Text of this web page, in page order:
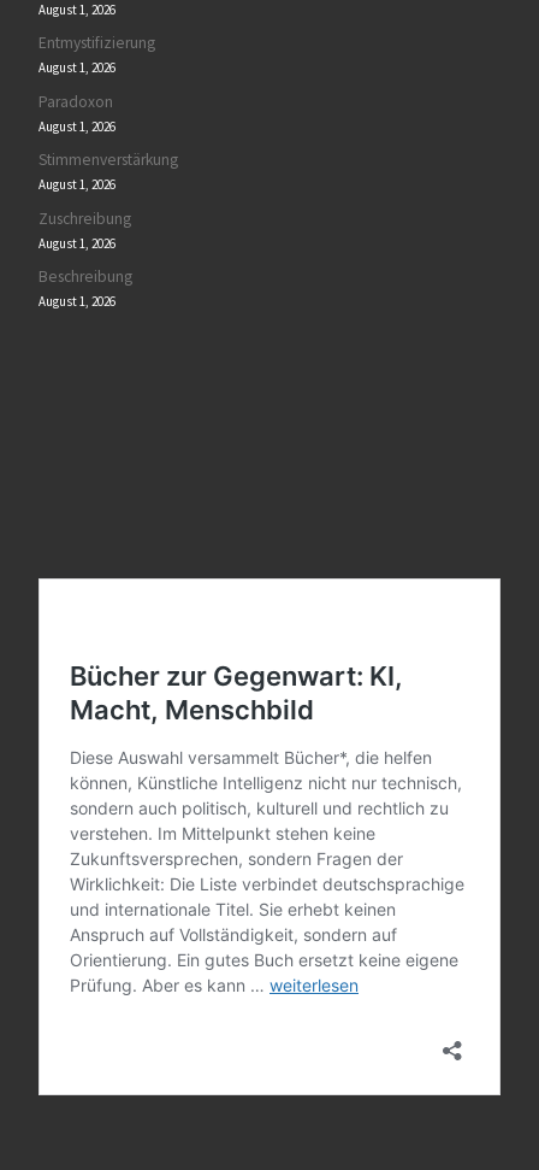
August 1, 2026
Entmystifizierung
August 1, 2026
Paradoxon
August 1, 2026
Stimmenverstärkung
August 1, 2026
Zuschreibung
August 1, 2026
Beschreibung
August 1, 2026